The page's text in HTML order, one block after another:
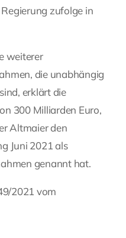
zufolge in
weiterer
die unabhängig
erklärt die
300 Milliarden Euro,
Altmaier den
Juni 2021 als
genannt hat.
2021 vom